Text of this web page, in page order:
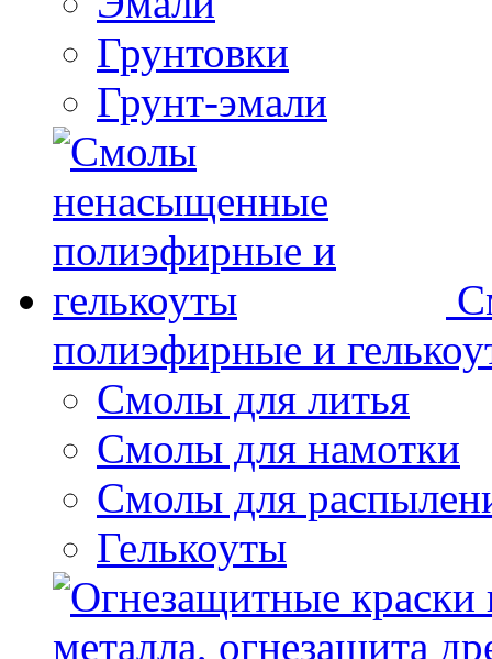
Грунтовки
Грунт-эмали
полиэфирные и
Смолы для литья
Смолы для намотки
Смолы для
Гелькоуты